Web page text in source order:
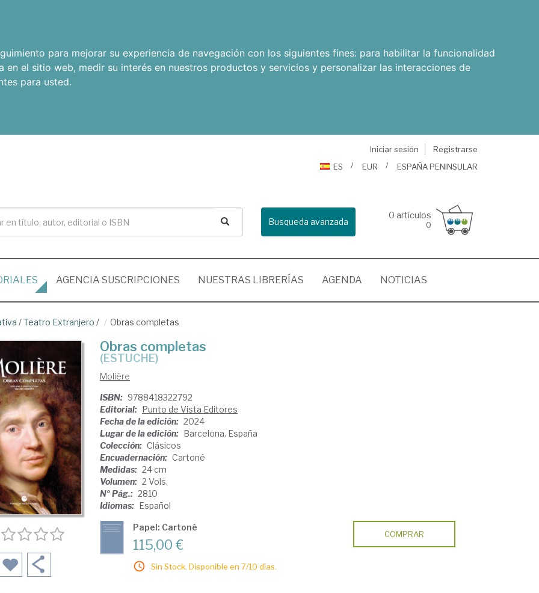
para mejorar su experiencia de navegación con los siguientes fines: para habilitar la funcionalidad
en el sitio web, medir su interés en nuestros productos y servicios y personalizar las interacciones de
para usted.
Iniciar sesión
Registrarse
ES
EUR ESPAÑA PENINSULAR
Busqueda avanzada
0 artículos
0
AGENCIA SUSCRIPCIONES NUESTRAS LIBRERÍAS AGENDA NOTICIAS
/Teatro Extranjero / Obras completas
Obras completas
(ESTUCHE)
Molière
ISBN: 9788418322792
Editorial: Punto de Vista Editores
Fecha de la edición: 2024
Lugar de la edición: Barcelona. España
Colección: Clásicos
Encuadernación: Cartoné
Medidas: 24 cm
Volumen: 2 Vols.
Nº Pág.: 2810
Idiomas: Español
Papel: Cartoné
115,00 €
Sin Stock. Disponible en 7/10 días.
COMPRAR